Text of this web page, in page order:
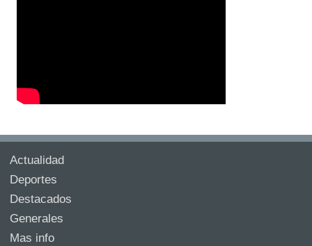
Actualidad
Deportes
Destacados
Generales
Mas info